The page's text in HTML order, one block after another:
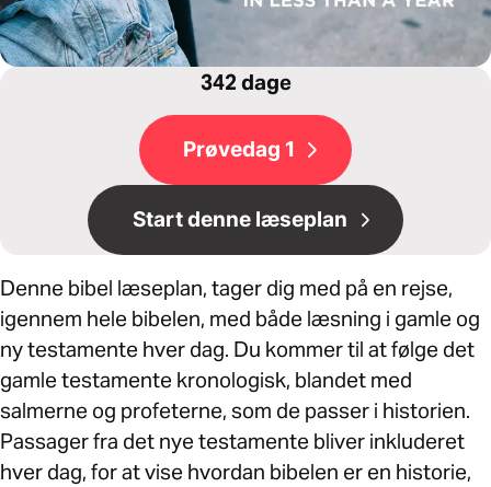
342 dage
Prøvedag 1
Start denne læseplan
Denne bibel læseplan, tager dig med på en rejse,
igennem hele bibelen, med både læsning i gamle og
ny testamente hver dag. Du kommer til at følge det
gamle testamente kronologisk, blandet med
salmerne og profeterne, som de passer i historien.
Passager fra det nye testamente bliver inkluderet
hver dag, for at vise hvordan bibelen er en historie,